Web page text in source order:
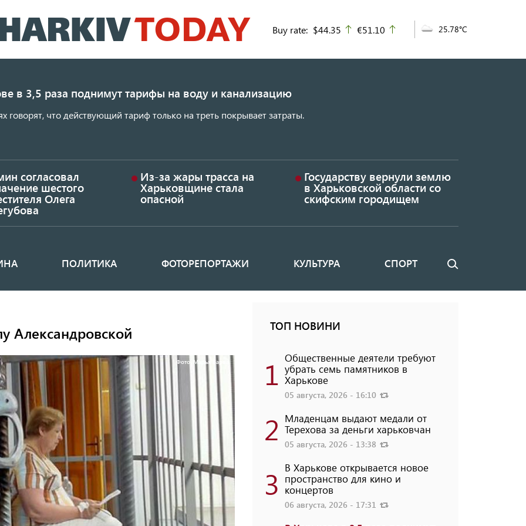
к
основному
Buy rate: $44.35 up
€51.10 25.78°C
в 3,5 раза поднимут тарифы на воду и канализацию
говорят, что действующий тариф только на треть покрывает затраты.
согласовал
шестого
Олега
Из-за жары трасса на
Харьковщине стала
опасной
Государству вернули землю
в Харьковской области со
скифским городищем
ПОЛИТИКА ФОТОРЕПОРТАЖИ КУЛЬТУРА СПОРТ Поиск
Александровской
Фото: Марья Варва
ТОП НОВИНИ
1 Общественные деятели требуют
убрать семь памятников в
Харькове
05 августа, 2026 - 16:10
2 Младенцам выдают медали от
Терехова за деньги харьковчан
05 августа, 2026 - 13:38
3 В Харькове открывается новое
пространство для кино и
концертов
06 августа, 2026 - 17:31